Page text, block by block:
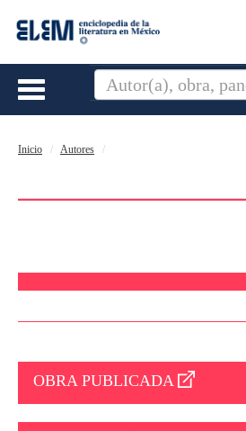
Toggle
Inicio Autores
OBRA PUBLICADA